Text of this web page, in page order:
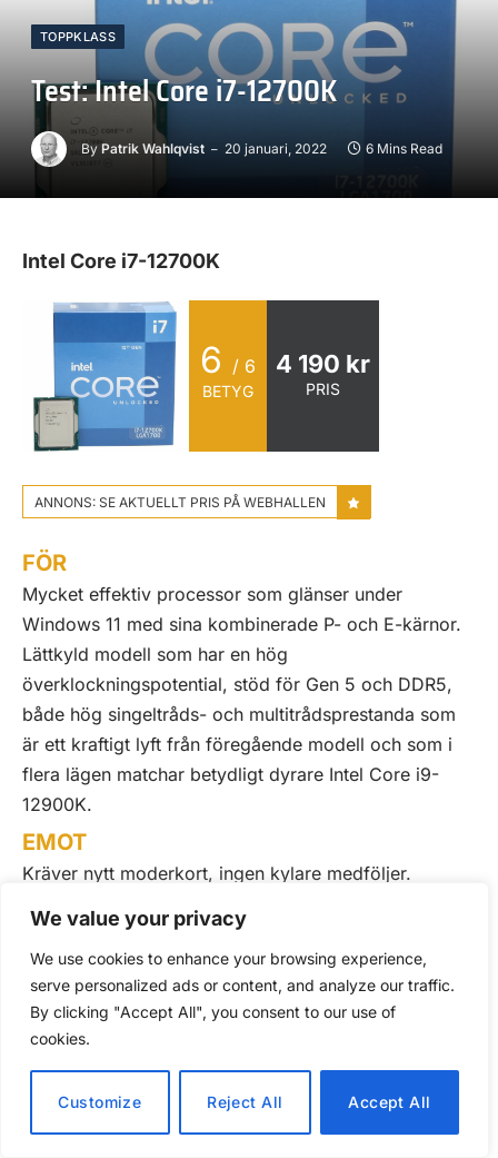
We value your privacy
We use cookies to enhance your browsing experience,
serve personalized ads or content, and analyze our traffic.
By clicking "Accept All", you consent to our use of
cookies.
Customize Reject All Accept All
TOPPKLASS
Test: Intel Core i7-12700K
By Patrik Wahlqvist 20 januari, 2022 6 Mins Read
Intel Core i7-12700K
6 / 6
BETYG
4 190 kr
PRIS
ANNONS: SE AKTUELLT PRIS PÅ WEBHALLEN
FÖR
Mycket effektiv processor som glänser under
Windows 11 med sina kombinerade P- och E-kärnor.
Lättkyld modell som har en hög
överklockningspotential, stöd för Gen 5 och DDR5,
både hög singeltråds- och multitrådsprestanda som
är ett kraftigt lyft från föregående modell och som i
flera lägen matchar betydligt dyrare Intel Core i9-
12900K.
EMOT
Kräver nytt moderkort, ingen kylare medföljer.
REKOMMENDERAS TILL
Med lägre pris och i många fall jämförbar prestanda
med toppmodellen 12900K är detta den i skrivande
stund bästa och mest allsidiga processor du kan köpa
för både gaming och arbete.